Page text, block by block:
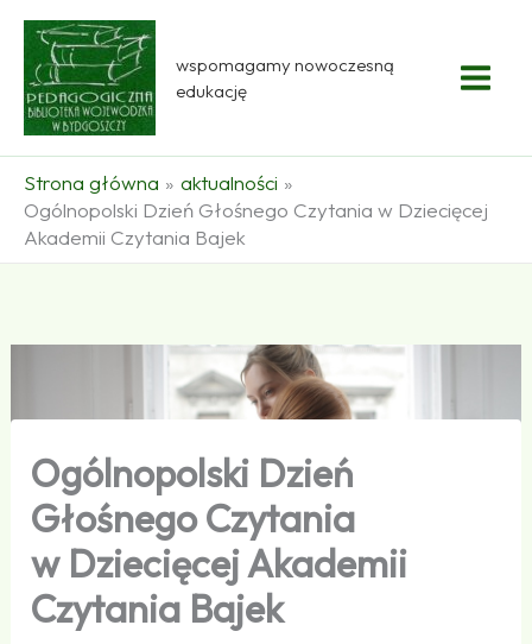
Przejdź
treści
wspomagamy nowoczesną
edukację
Strona główna
aktualności
Ogólnopolski Dzień Głośnego Czytania w Dziecięcej
Akademii Czytania Bajek
Ogólnopolski Dzień
Głośnego Czytania
w Dziecięcej Akademii
Czytania Bajek